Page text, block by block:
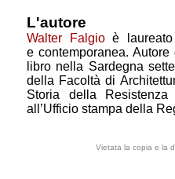
L'autore
Walter Falgioè laureato
e contemporanea.
libro nella Sardegna
della Facoltà di
Storia della Resistenza
all’Ufficio stampa della
Vietata la copia e la